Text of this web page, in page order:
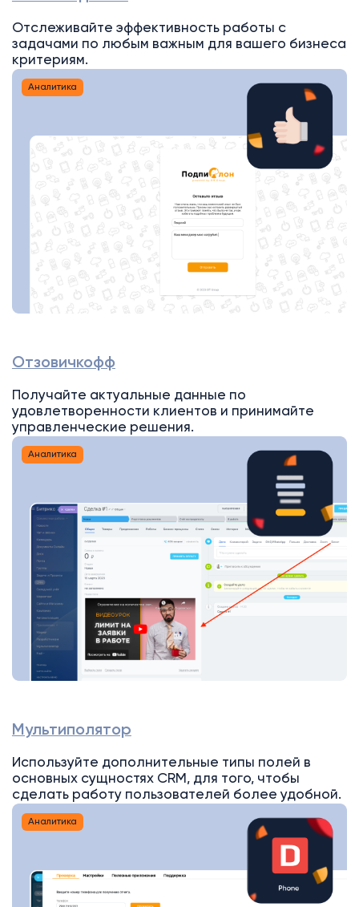
Отслеживайте эффективность работы с
задачами по любым важным для вашего бизнеса
критериям.
Аналитика
Отзовичкофф
Получайте актуальные данные по
удовлетворенности клиентов и принимайте
управленческие решения.
Аналитика
Мультиполятор
Используйте дополнительные типы полей в
основных сущностях CRM, для того, чтобы
сделать работу пользователей более удобной.
Аналитика